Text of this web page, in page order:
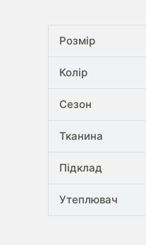
Розмір
Колір
Сезон
Тканина
Підклад
Утеплювач